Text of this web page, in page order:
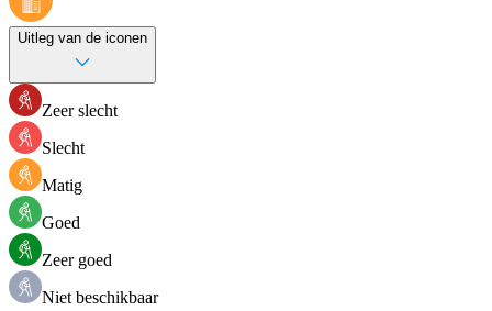
Uitleg van de iconen
Zeer slecht
Slecht
Matig
Goed
Zeer goed
Niet beschikbaar